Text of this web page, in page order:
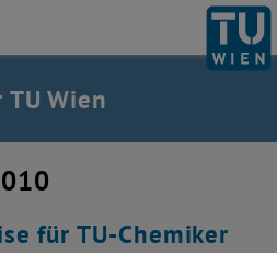
Startseite auflisten
Wien
für TU-Chemiker